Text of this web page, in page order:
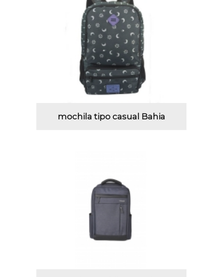
mochila tipo casual Bahia